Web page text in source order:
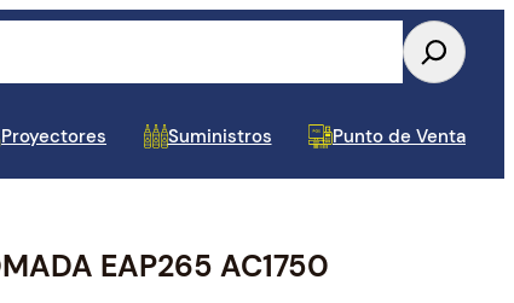
y CelularesInterno Componentes Varios
USB
para Monitor y TV
y Cintas Cajas de
y Etiquetas POS
de Audio y
Estuches, Mochilas y
y APS Baterias para UPS
para Laptop Repuestos para
Proyectores Suministros Punto de Venta
EAP265 AC1750